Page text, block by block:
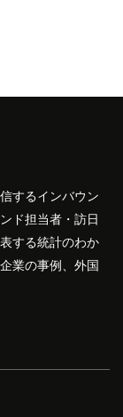
するインバウン
ド担当者・訪日
する統計のわか
業の事例、外国